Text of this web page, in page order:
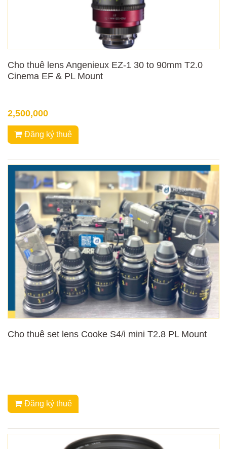
Cho thuê lens Angenieux EZ-1 30 to 90mm T2.0
Cinema EF & PL Mount
2,500,000
Đăng ký thuê
Cho thuê set lens Cooke S4/i mini T2.8 PL Mount
Đăng ký thuê